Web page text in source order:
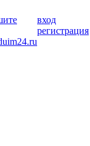
вход
регистрация